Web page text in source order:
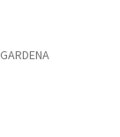
GARDENA